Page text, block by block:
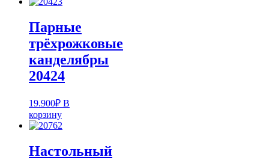
Парные
трёхрожковые
канделябры
20424
19.900₽ В
корзину
Настольный